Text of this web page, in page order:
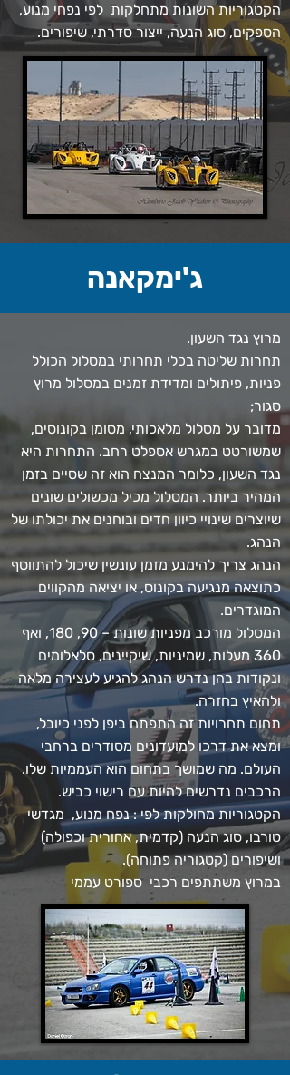
הקטגוריות השונות מתחלקות לפי נפחי מנוע,
הספקים, סוג הנעה, ייצור סדרתי, שיפורים.
ג'ימקאנה
מרוץ נגד השעון.
תחרות שליטה בכלי תחרותי במסלול הכולל
פניות, פיתולים ומדידת זמנים במסלול מרוץ
סגור;
מדובר על מסלול מלאכותי, מסומן בקונוסים,
שמשורטט במגרש אספלט רחב. התחרות היא
נגד השעון, כלומר המנצח הוא זה שסיים בזמן
המהיר ביותר. המסלול מכיל מכשולים שונים
שיוצרים שינויי כיוון חדים ובוחנים את יכולתו של
הנהג.
הנהג צריך להימנע מזמן עונשין שיכול להתווסף
כתוצאה מנגיעה בקונוס, או יציאה מהקווים
המוגדרים.
המסלול מורכב מפניות שונות – 90, 180, ואף
360 מעלות, שמיניות, שיקיינים, סלאלומים
ונקודות בהן נדרש הנהג להגיע לעצירה מלאה
ולהאיץ בחזרה.
תחום תחרויות זה התפתח ביפן לפני כיובל,
ומצא את דרכו למועדונים מסודרים ברחבי
העולם. מה שמושך בתחום הוא העממיות שלו.
הרכבים נדרשים להיות עם רישוי כביש.
הקטגוריות מחולקות לפי : נפח מנוע, מגדשי
טורבו, סוג הנעה (קדמית, אחורית וכפולה)
ושיפורים (קטגוריה פתוחה).
במרוץ משתתפים רכבי ספורט עממי